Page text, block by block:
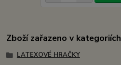
Zboží zařazeno v kategoriích
LATEXOVÉ HRAČKY